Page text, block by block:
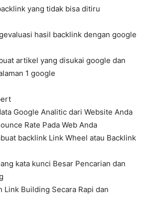
yang tidak bisa ditiru
hasil backlink dengan google
artikel yang disukai google dan
1 google
Google Analitic dari Website Anda
Rate Pada Web Anda
backlink Link Wheel atau Backlink
kata kunci Besar Pencarian dan
Link Building Secara Rapi dan